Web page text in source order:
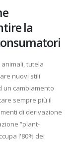
la
tutela
nuovi stili
un cambiamento
sempre più il
di derivazione
“plant-
l'80% dei